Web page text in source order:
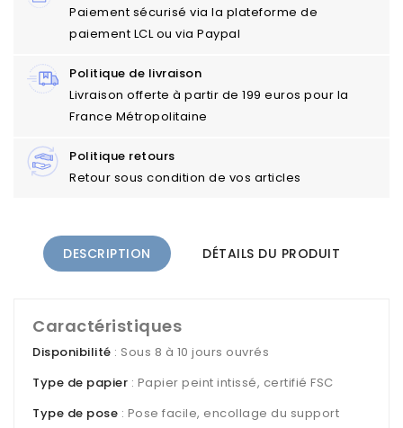
Paiement sécurisé via la plateforme de
paiement LCL ou via Paypal
Politique de livraison
Livraison offerte à partir de 199 euros pour la
France Métropolitaine
Politique retours
Retour sous condition de vos articles
DESCRIPTION DÉTAILS DU PRODUIT
Caractéristiques
Disponibilité : Sous 8 à 10 jours ouvrés
Type de papier : Papier peint intissé, certifié FSC
Type de pose : Pose facile, encollage du support